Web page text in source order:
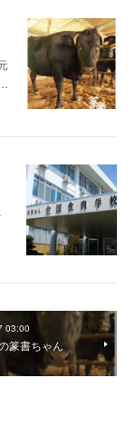
03:00
篆書ちゃん